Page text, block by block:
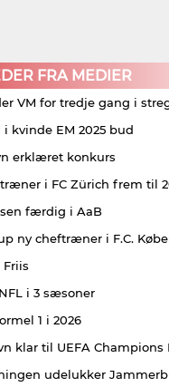
FRA MEDIER
VM for tredje gang i
kvinde EM 2025 bud
erklæret konkurs
i FC Zürich frem til
færdig i AaB
ny cheftræner i F.C.
Friis
i 3 sæsoner
1 i 2026
klar til UEFA Champions
udelukker